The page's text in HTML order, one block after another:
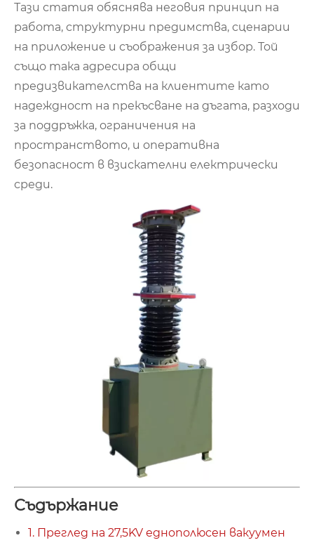
Тази статия обяснява неговия принцип на
работа, структурни предимства, сценарии
на приложение и съображения за избор. Той
също така адресира общи
предизвикателства на клиентите като
надеждност на прекъсване на дъгата, разходи
за поддръжка, ограничения на
пространството, и оперативна
безопасност в взискателни електрически
среди.
Съдържание
1. Преглед на 27,5KV еднополюсен вакуумен